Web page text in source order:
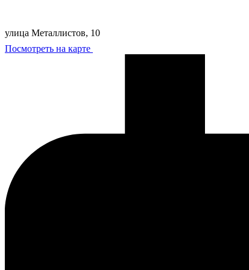
улица Металлистов, 10
Посмотреть на карте